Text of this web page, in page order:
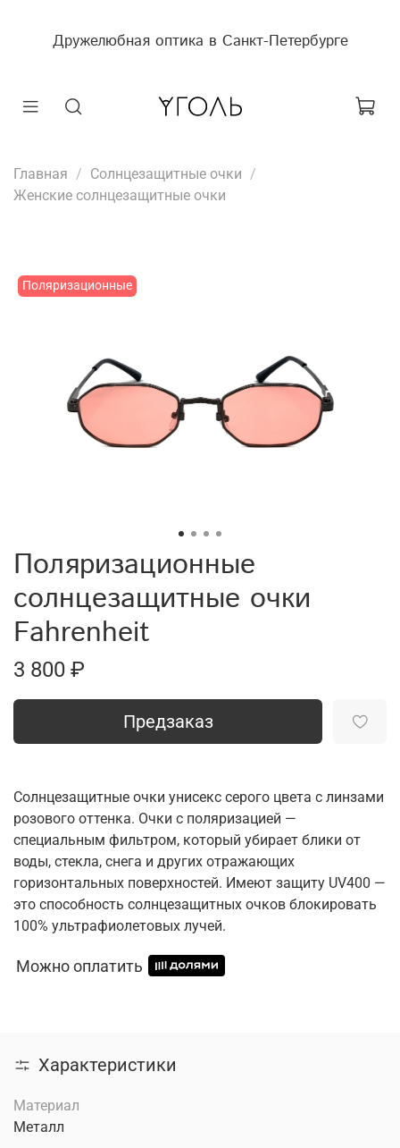
Дружелюбная оптика в Санкт-Петербурге
Главная
Солнцезащитные очки
Женские солнцезащитные очки
Поляризационные
Поляризационные
солнцезащитные очки
Fahrenheit
3 800 ₽
Предзаказ
Солнцезащитные очки унисекс серого цвета с линзами
розового оттенка. Очки с поляризацией —
специальным фильтром, который убирает блики от
воды, стекла, снега и других отражающих
горизонтальных поверхностей. Имеют защиту UV400 —
это способность солнцезащитных очков блокировать
100% ультрафиолетовых лучей.
Можно оплатить
Характеристики
Материал
Металл